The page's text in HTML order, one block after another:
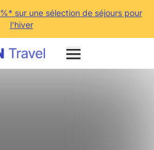
sur une sélection de séjours pour
l'hiver